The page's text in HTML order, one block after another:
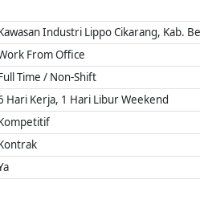
Industri Lippo Cikarang, Kab.
From Office
Time / Non-Shift
Hari Kerja, 1 Hari Libur Weekend